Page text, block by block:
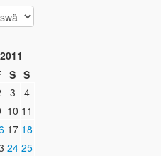
S S
3
4
10 11
17 18
24 25